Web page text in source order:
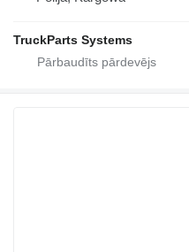
TruckParts Systems